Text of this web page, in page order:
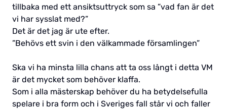
tillbaka med ett ansiktsuttryck som sa ”vad fan är det
vi har sysslat med?”
Det är det jag är ute efter.
”Behövs ett svin i den välkammade församlingen”
Ska vi ha minsta lilla chans att ta oss långt i detta VM
är det mycket som behöver klaffa.
Som i alla mästerskap behöver du ha betydelsefulla
spelare i bra form och i Sveriges fall står vi och faller